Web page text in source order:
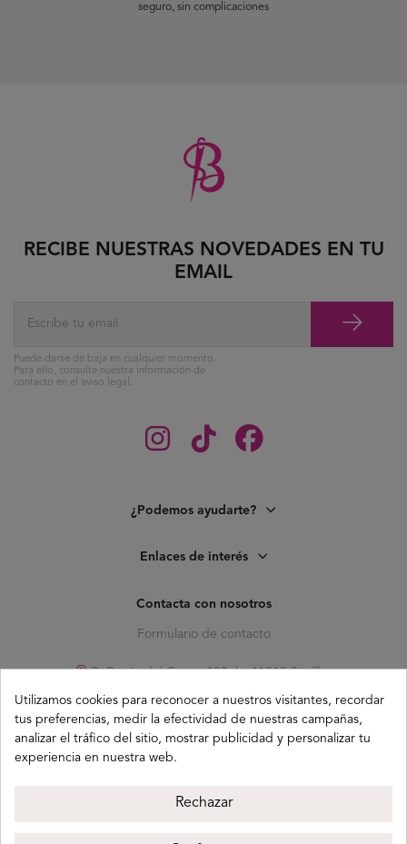
seguro, sin complicaciones
¿Podemos ayudarte?
Enlaces de interés
Contacta con nosotros
Formulario de contacto
C. Pagés del Corro, 133, b, 41010 Sevilla
info@buganco.com
RECIBE NUESTRAS NOVEDADES EN TU
EMAIL
Puede darse de baja en cualquier momento.
Para ello, consulte nuestra información de
contacto en el aviso legal.
Métodos de pago
Utilizamos cookies para reconocer a nuestros visitantes, recordar
tus preferencias, medir la efectividad de nuestras campañas,
analizar el tráfico del sitio, mostrar publicidad y personalizar tu
experiencia en nuestra web.
Rechazar